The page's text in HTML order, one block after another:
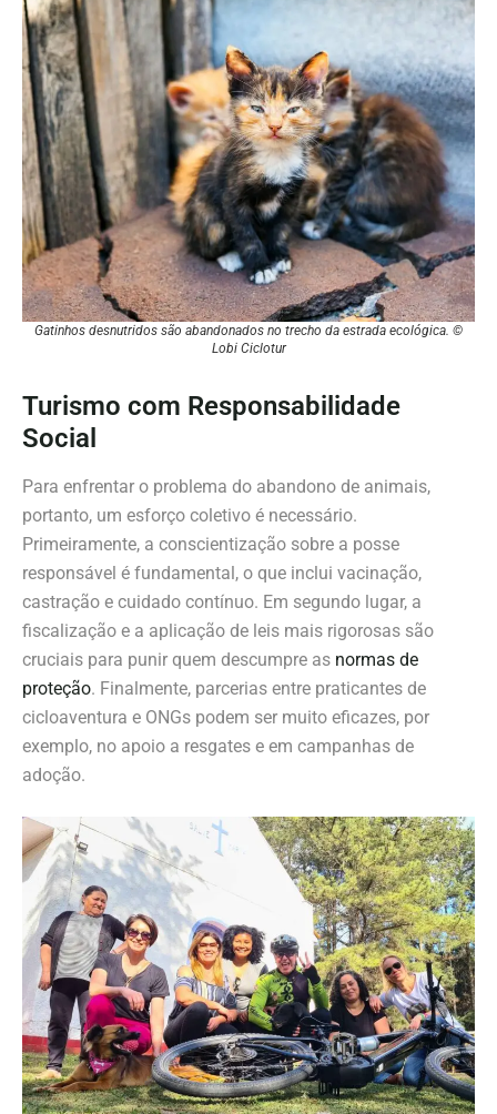
Gatinhos desnutridos são abandonados no trecho da estrada ecológica. ©
Lobi Ciclotur
Turismo com Responsabilidade
Social
Para enfrentar o problema do abandono de animais,
portanto, um esforço coletivo é necessário.
Primeiramente, a conscientização sobre a posse
responsável é fundamental, o que inclui vacinação,
castração e cuidado contínuo. Em segundo lugar, a
fiscalização e a aplicação de leis mais rigorosas são
cruciais para punir quem descumpre as normas de
proteção. Finalmente, parcerias entre praticantes de
cicloaventura e ONGs podem ser muito eficazes, por
exemplo, no apoio a resgates e em campanhas de
adoção.